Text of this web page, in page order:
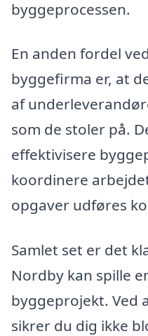
byggeprocessen.
En anden fordel
byggefirma er, at
af
som de stoler på.
effektivisere
koordinere
opgaver udføres
Samlet set er det
Nordby kan spille
byggeprojekt. Ved
sikrer du dig ikke